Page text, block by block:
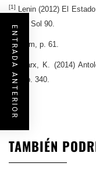
[1]
Lenin (2012) El
Aires: Sol 90.
[2]Ídem, p. 61.
[3]Marx, K. (2014)
XXI, p. 340.
TAMBIÉN
ENTRADA ANTERIOR